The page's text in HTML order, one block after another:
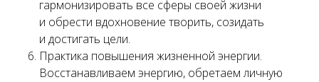
гармонизировать все сферы своей жизни
и обрести вдохновение творить, созидать
и достигать цели.
Практика повышения жизненной энергии.
Восстанавливаем энергию, обретаем личную